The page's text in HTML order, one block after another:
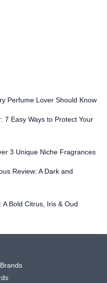
Perfume Lover Should Know
7 Easy Ways to Protect Your
3 Unique Niche Fragrances
Review: A Dark and
Bold Citrus, Iris & Oud